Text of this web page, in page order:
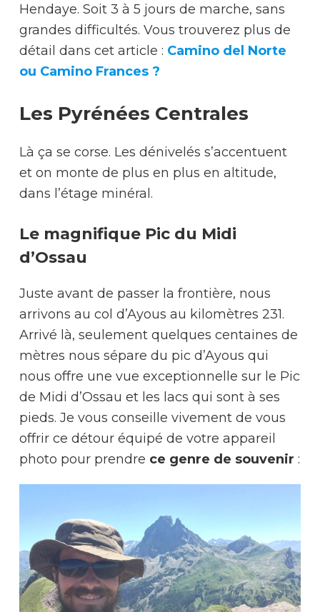
Hendaye. Soit 3 à 5 jours de marche, sans
grandes difficultés. Vous trouverez plus de
détail dans cet article : Camino del Norte
ou Camino Frances ?
Les Pyrénées Centrales
Là ça se corse. Les dénivelés s’accentuent
et on monte de plus en plus en altitude,
dans l’étage minéral.
Le magnifique Pic du Midi
d’Ossau
Juste avant de passer la frontière, nous
arrivons au col d’Ayous au kilomètres 231.
Arrivé là, seulement quelques centaines de
mètres nous sépare du pic d’Ayous qui
nous offre une vue exceptionnelle sur le Pic
de Midi d’Ossau et les lacs qui sont à ses
pieds. Je vous conseille vivement de vous
offrir ce détour équipé de votre appareil
photo pour prendre ce genre de souvenir :